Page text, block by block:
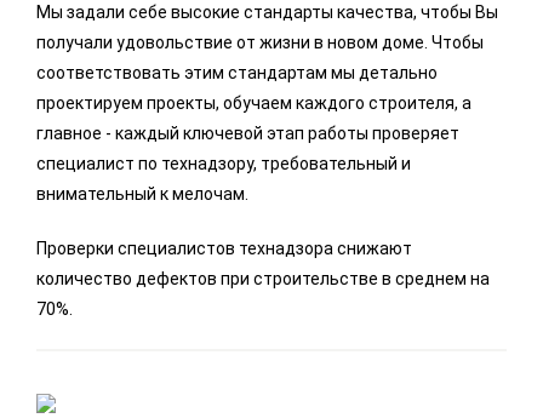
Мы задали себе высокие стандарты качества, чтобы Вы
получали удовольствие от жизни в новом доме. Чтобы
соответствовать этим стандартам мы детально
проектируем проекты, обучаем каждого строителя, а
главное - каждый ключевой этап работы проверяет
специалист по технадзору, требовательный и
внимательный к мелочам.
Проверки специалистов технадзора снижают
количество дефектов при строительстве в среднем на
70%.